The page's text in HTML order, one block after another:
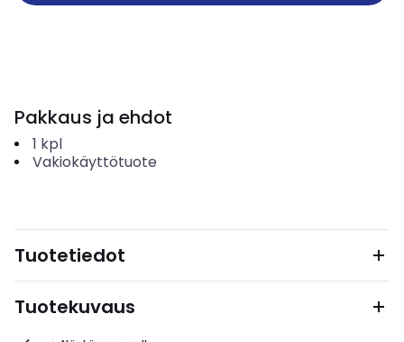
Pakkaus ja ehdot
1 kpl
Vakiokäyttötuote
Tuotetiedot
Tuotekuvaus